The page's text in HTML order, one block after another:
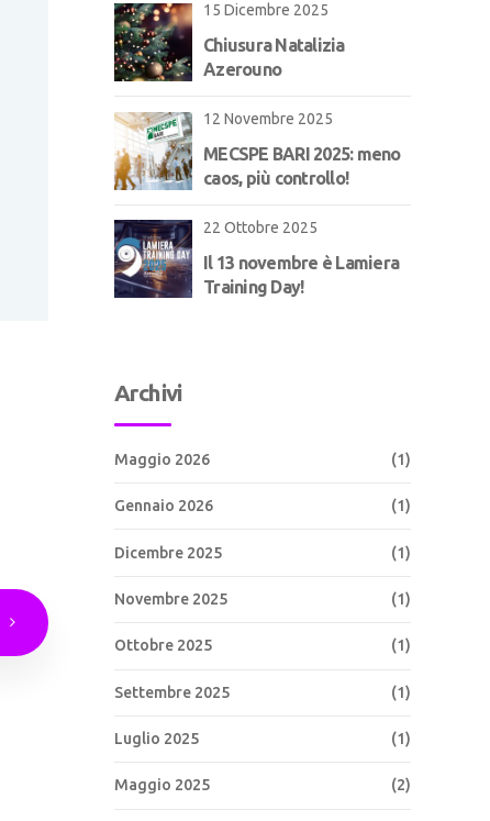
15 Dicembre 2025
Chiusura Natalizia
Azerouno
12 Novembre 2025
MECSPE BARI 2025: meno
caos, più controllo!
22 Ottobre 2025
Il 13 novembre è Lamiera
Training Day!
Archivi
Maggio 2026 (1)
Gennaio 2026 (1)
Dicembre 2025 (1)
Novembre 2025 (1)
Ottobre 2025 (1)
Settembre 2025 (1)
Luglio 2025 (1)
Maggio 2025 (2)